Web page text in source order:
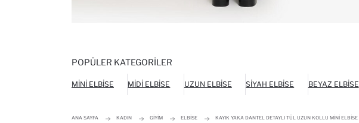
POPÜLER KATEGORILER
MINI ELBISE MIDI ELBISE UZUN ELBISE SIYAH ELBISE BEYAZ ELBISE
ANA SAYFA KADIN GIYIM ELBISE KAYIK YAKA DANTEL DETAYLI TÜL UZUN KOLLU MINI ELBISE